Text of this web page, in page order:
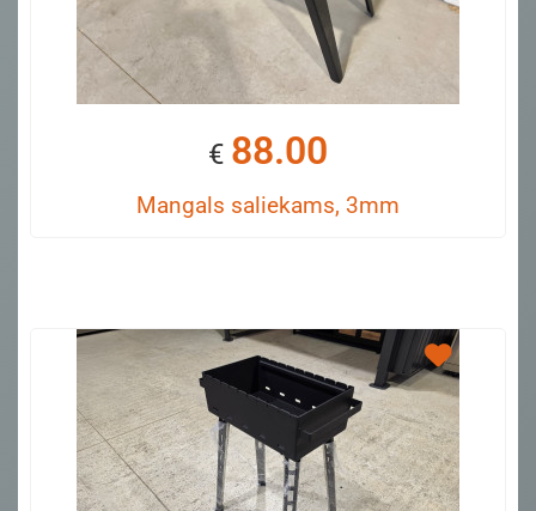
€ 88.00
Mangals saliekams, 3mm